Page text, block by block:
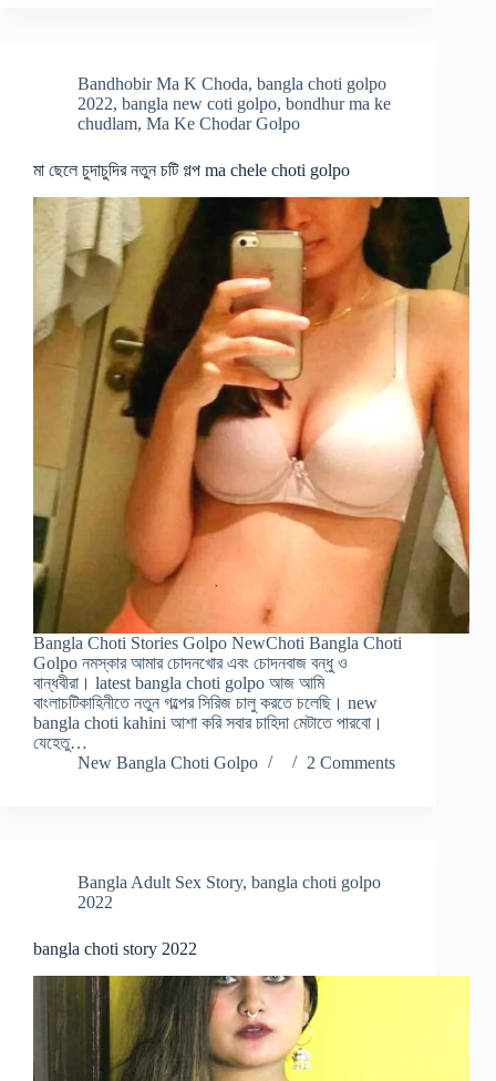
Bandhobir Ma K Choda, bangla choti golpo
2022, bangla new coti golpo, bondhur ma ke
chudlam, Ma Ke Chodar Golpo
মা ছেলে চুদাচুদির নতুন চটি গল্প ma chele choti golpo
Bangla Choti Stories Golpo NewChoti Bangla Choti
Golpo নমস্কার আমার চোদনখোর এবং চোদনবাজ বন্ধু ও
বান্ধবীরা। latest bangla choti golpo আজ আমি
বাংলাচটিকাহিনীতে নতুন গল্পের সিরিজ চালু করতে চলেছি। new
bangla choti kahini আশা করি সবার চাহিদা মেটাতে পারবো।
যেহেতু…
New Bangla Choti Golpo
2 Comments
Bangla Adult Sex Story, bangla choti golpo
2022
bangla choti story 2022